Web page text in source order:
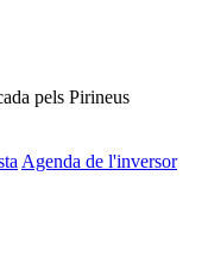
Agenda de l'inversor